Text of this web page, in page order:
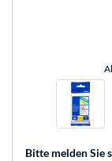
Bitte melden Sie